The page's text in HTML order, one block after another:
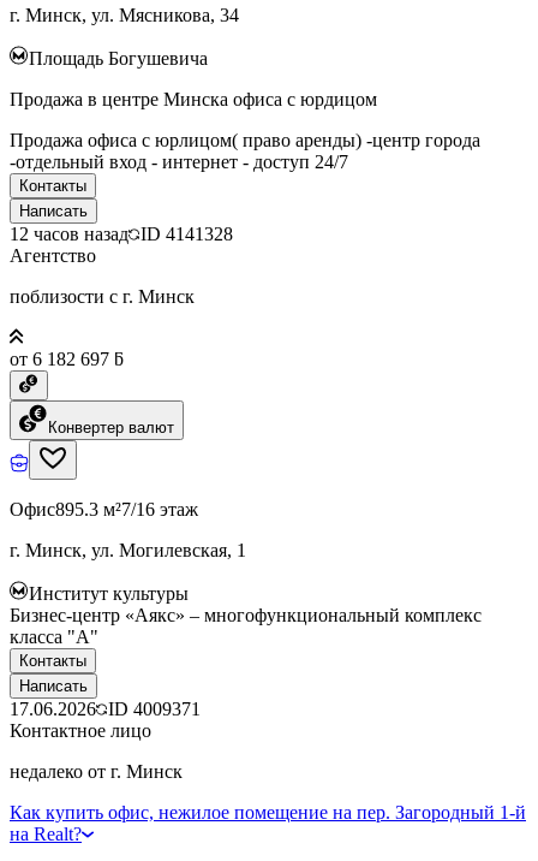
г. Минск, ул. Мясникова, 34
Площадь Богушевича
Продажа в центре Минска офиса с юрдицом
Продажа офиса с юрлицом( право аренды) -центр города
-отдельный вход - интернет - доступ 24/7
Контакты
Написать
12 часов назад ID 4141328
Агентство
поблизости с г. Минск
от 6 182 697 ƃ
Конвертер валют
Офис895.3 м²7/16 этаж
г. Минск, ул. Могилевская, 1
Институт культуры
Бизнес-центр «Аякс» – многофункциональный комплекс
класса "А"
Контакты
Написать
17.06.2026 ID 4009371
Контактное лицо
недалеко от г. Минск
Как купить офис, нежилое помещение на пер. Загородный 1-й
на Realt?